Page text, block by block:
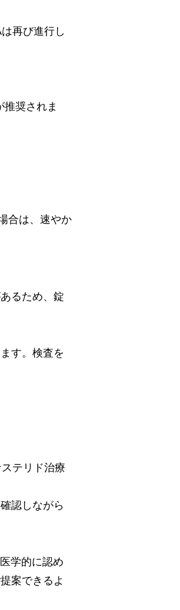
再び進行し
奨されま
合は、速やか
るため、錠
す。検査を
テリド治療
認しながら
学的に認め
案できるよ